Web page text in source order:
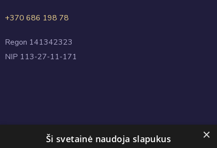
+370 686 198 78
Regon 141342323
NIP 113-27-11-171
Copyright © 2024 Eurotronic.net.pl. All Rights Reserved.
×
Ši svetainė naudoja slapukus